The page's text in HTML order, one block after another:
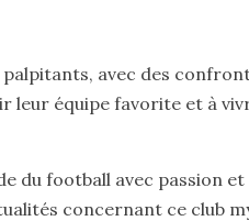
avec des
leur équipe favorite et à
du football avec passion
concernant ce club